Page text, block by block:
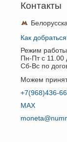
Контакты
Как
Режим
Пн-Пт c 11.00
Сб-Вс по
Можем
+7(968)436-
MAX